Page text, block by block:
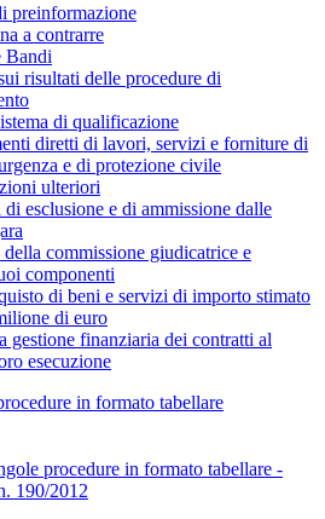
preinformazione
a contrarre
Bandi
risultati delle procedure di
di qualificazione
diretti di lavori, servizi e forniture di
e di protezione civile
ulteriori
esclusione e di ammissione dalle
commissione giudicatrice e
componenti
di beni e servizi di importo stimato
di euro
gestione finanziaria dei contratti al
esecuzione
in formato tabellare
procedure in formato tabellare -
190/2012